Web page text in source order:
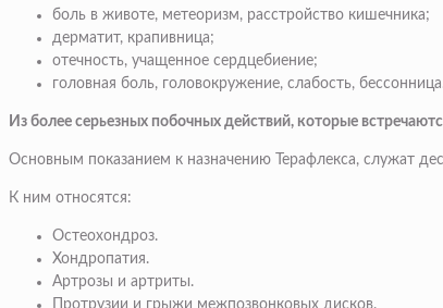
боль в животе, метеоризм, расстройство кишечника;
дерматит, крапивница;
отечность, учащенное сердцебиение;
головная боль, головокружение, слабость,
Из более серьезных побочных действий, которые
Основным показанием к назначению Терафлекса, служат
К ним относятся:
Остеохондроз.
Хондропатия.
Артрозы и артриты.
Протрузии и грыжи межпозвонковых дисков.